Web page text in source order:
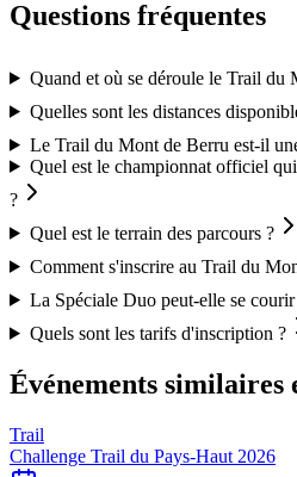
Questions fréquentes
Quand et où se déroule le Trail du
Quelles sont les distances
Le Trail du Mont de Berru est-il
Quel est le championnat officiel
?
Quel est le terrain des parcours ?
Comment s'inscrire au Trail du
La Spéciale Duo peut-elle se
Quels sont les tarifs d'inscription ?
Événements similaires
Trail
Challenge Trail du Pays-Haut 2026